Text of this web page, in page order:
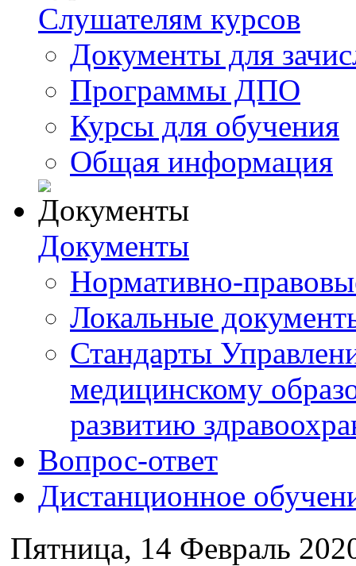
Слушателям курсов
Документы для
Программы ДПО
Курсы для обучения
Общая информация
Документы
Нормативно-
Локальные
Стандарты
медицинскому
развитию
Вопрос-ответ
Дистанционное
Пятница, 14 Февраль